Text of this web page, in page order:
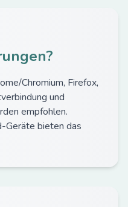
Chromium, Firefox,
und
empfohlen.
Geräte bieten das